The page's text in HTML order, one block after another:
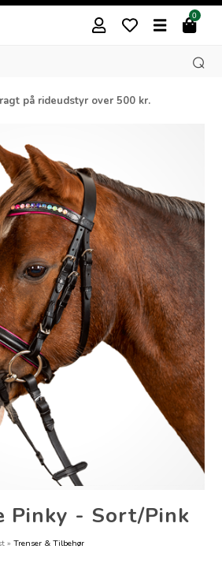
0
på rideudstyr over 500 kr.
Pinky - Sort/Pink
»Trenser & Tilbehør